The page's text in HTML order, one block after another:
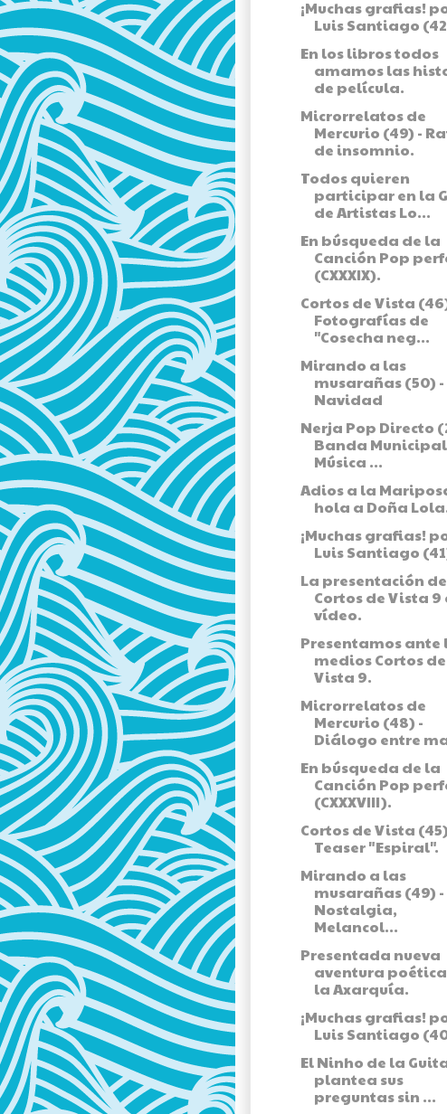
¡Muchas grafias!
Luis Santiago
En los libros todos
amamos las
de película.
Microrrelatos de
Mercurio (49) -
de insomnio.
Todos quieren
participar en la
de Artistas Lo...
En búsqueda de la
Canción Pop
(CXXXIX).
Cortos de Vista
Fotografías de
"Cosecha neg...
Mirando a las
musarañas (50) -
Navidad
Nerja Pop Directo
Banda
Música ...
Adios a la
hola a Doña
¡Muchas grafias!
Luis Santiago
La presentación de
Cortos de Vista 9
vídeo.
Presentamos ante
medios Cortos de
Vista 9.
Microrrelatos de
Mercurio (48) -
Diálogo entre
En búsqueda de la
Canción Pop
(CXXXVIII).
Cortos de Vista
Teaser "Espiral".
Mirando a las
musarañas (49) -
Nostalgia,
Melancol...
Presentada nueva
aventura
la Axarquía.
¡Muchas grafias!
Luis Santiago
El Ninho de la
plantea sus
preguntas sin ...